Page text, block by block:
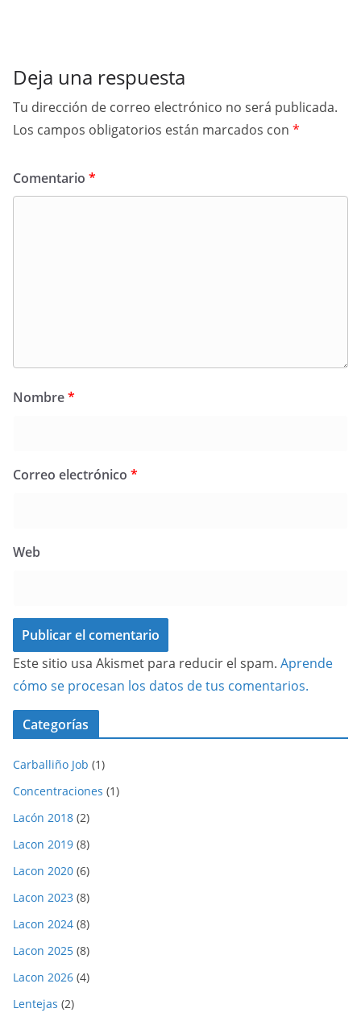
Deja una respuesta
Tu dirección de correo electrónico no será publicada.
Los campos obligatorios están marcados con *
Comentario *
Nombre*
Correo electrónico *
Web
Este sitio usa Akismet para reducir el spam. Aprende
cómo se procesan los datos de tus comentarios.
Categorías
Carballiño Job (1)
Concentraciones (1)
Lacón 2018 (2)
Lacon 2019 (8)
Lacon 2020 (6)
Lacon 2023 (8)
Lacon 2024 (8)
Lacon 2025 (8)
Lacon 2026 (4)
Lentejas (2)